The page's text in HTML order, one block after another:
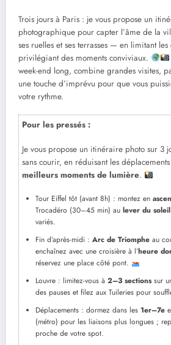
Trois jours à Paris : je vous propose un
photographique pour capter l’âme de la
ses ruelles et ses terrasses — en limitant
privilégiant des moments conviviaux.
week-end long, combine grandes visites,
une touche d’imprévu pour que vous
votre rythme.
Pour les pressés :
Je vous propose un itinéraire photo sur 3
sans courir, en réduisant les
meilleurs moments de lumière.
Tour Eiffel tôt (avant 8h) : montez en
Trocadéro (30–45 min) au lever du soleil
variés.
Fin d’après-midi : Arc de Triomphe au
enchaînez avec une croisière à l’heure
réservez une place côté pont.
Louvre : limitez-vous à 2–3 sectionssur
des pauses et filez aux Tuileries pour
Déplacements : dormez dans les 1er–7e
(métro) pour les liaisons plus longues ;
proche de votre spot.